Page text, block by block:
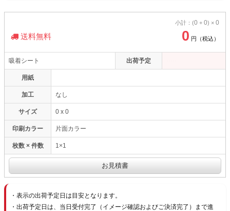
吸着シート
用紙
加工 なし
サイズ
印刷カラー
枚数 × 件数
出荷予定
0 x 0
片面カラー
1×1
小計：(0 + 0) × 0
送料無料 0 円（税込）
表示の出荷予定日は目安となります。
出荷予定日は、当日受付完了（イメージ確認およびご決済完了）まで進